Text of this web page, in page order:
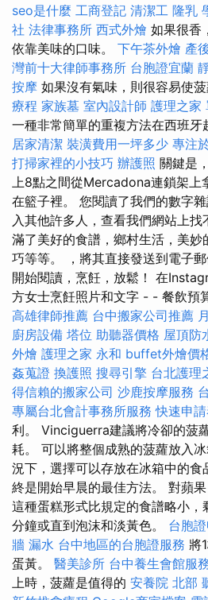
seo是什麼 工商登記 清潔工 隆乳
社 法律事務所 西式外燴 如果很香
依靠美味的口味。 下午茶外燴 產
灣前十大律師事務所 台胞證宜蘭
按摩 如果沒有氣味，則很容易使菠
療程 家族墓 室內設計師 護理之家
一種非常簡單的重複方法在西班牙
居家清潔 裝潢費用一坪多少 專注
打掃家裡的小技巧 辦護照 關鍵是
上8點之間從Mercadona連鎖架上
在籃子裡。 您閱讀了我們的數字
入其他許多人，查看我們網站上
滿了美好的食譜，鄉村生活，美
巧等等。 ，將其直接發送到電子
開始閱讀，烹飪，放鬆！ 在
方女士烹飪照片和文字 - - 餐飲預
高雄律師推薦 台中搬家公司推薦
廚房設備 塔位 助聽器價格 屋頂防
外燴 護理之家 永和 buffet外燴價
姦蒐證 換護照 搜尋引擎 台北護理
得信賴的搬家公司 沙鹿按摩服務
專屬台北會計事務所服務 快速申
利。 Vinciguerra建議將冷卻的菠
耗。 可以將整個成熟的菠蘿放入
況下，選擇可以存放在冰箱中的
終是開始早晨的最佳方法。 對蘋
這種蛋糕形式比規定的食譜略小
分鐘或直到泡沫和淡黃色。 台胞
牆 漏水 台中地區的台胞證服務 將
蛋黃。 醫美診所 台中養生會館服
上時，菠蘿是值得的 安養院 北部